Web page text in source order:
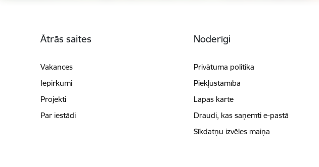
Ātrās saites
Vakances
Iepirkumi
Projekti
Par iestādi
Noderīgi
Privātuma politika
Piekļūstamība
Lapas karte
Draudi, kas saņemti e-pastā
Sīkdatņu izvēles maiņa